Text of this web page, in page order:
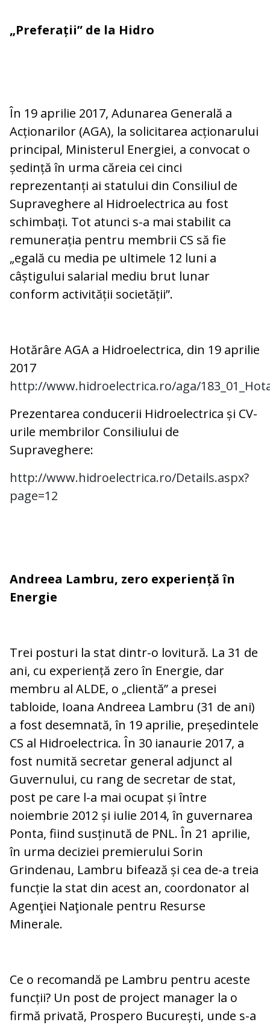
„Preferații” de la Hidro
În 19 aprilie 2017, Adunarea Generală a
Acționarilor (AGA), la solicitarea acționarului
principal, Ministerul Energiei, a convocat o
ședință în urma căreia cei cinci
reprezentanți ai statului din Consiliul de
Supraveghere al Hidroelectrica au fost
schimbați. Tot atunci s-a mai stabilit ca
remunerația pentru membrii CS să fie
„egală cu media pe ultimele 12 luni a
câștigului salarial mediu brut lunar
conform activității societății”.
Hotărâre AGA a Hidroelectrica, din 19 aprilie
2017
http://www.hidroelectrica.ro/aga/
Prezentarea conducerii Hidroelectrica și CV-
urile membrilor Consiliului de
Supraveghere:
http://www.hidroelectrica.ro/Details.aspx?
page=12
Andreea Lambru, zero experiență în
Energie
Trei posturi la stat dintr-o lovitură. La 31 de
ani, cu experiență zero în Energie, dar
membru al ALDE, o „clientă” a presei
tabloide, Ioana Andreea Lambru (31 de ani)
a fost desemnată, în 19 aprilie, președintele
CS al Hidroelectrica. În 30 ianaurie 2017, a
fost numită secretar general adjunct al
Guvernului, cu rang de secretar de stat,
post pe care l-a mai ocupat și între
noiembrie 2012 și iulie 2014, în guvernarea
Ponta, fiind susținută de PNL. În 21 aprilie,
în urma deciziei premierului Sorin
Grindenau, Lambru bifează și cea de-a treia
funcție la stat din acest an, coordonator al
Agenţiei Naţionale pentru Resurse
Minerale.
Ce o recomandă pe Lambru pentru aceste
funcții? Un post de project manager la o
firmă privată, Prospero București, unde s-a